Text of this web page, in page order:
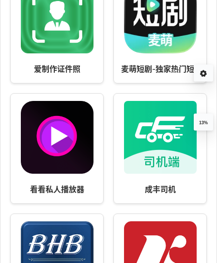
爱制作证件照 麦萌短剧-独家热门短剧尽
看看私人播放器 成丰司机
13%